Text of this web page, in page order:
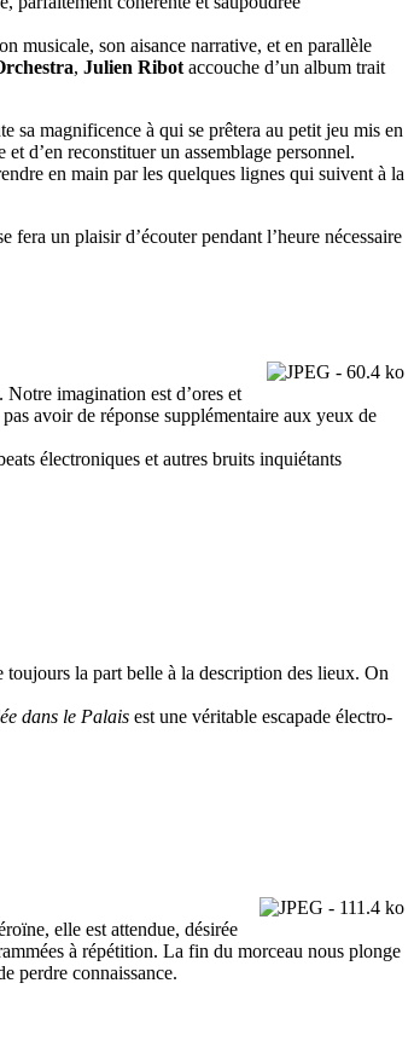
musicale, son aisance narrative, et en parallèle
, Julien Ribotaccouche d’un album trait
sa magnificence à qui se prêtera au petit jeu mis en
d’en reconstituer un assemblage personnel.
en main par les quelques lignes qui suivent à la
fera un plaisir d’écouter pendant l’heure nécessaire
imagination est d’ores et
avoir de réponse supplémentaire aux yeux de
électroniques et autres bruits inquiétants
toujours la part belle à la description des lieux. On
dans le Palais est une véritable escapade électro-
elle est attendue, désirée
à répétition. La fin du morceau nous plonge
perdre connaissance.